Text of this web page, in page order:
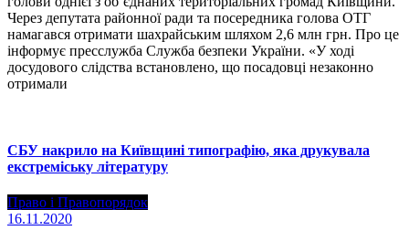
Через депутата районної ради та посередника голова ОТГ
намагався отримати шахрайським шляхом 2,6 млн грн. Про це
інформує пресслужба Служба безпеки України. «У ході
досудового слідства встановлено, що посадовці незаконно
отримали
СБУ накрило на Київщині типографію, яка друкувала
екстреміську літературу
Право і Правопорядок
16.11.2020